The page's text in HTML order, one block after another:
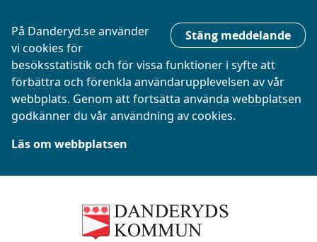
Stäng meddelande
På Danderyd.se använder
vi cookies för
besöksstatistik och för vissa funktioner i syfte att
förbättra och förenkla användarupplevelsen av vår
webbplats. Genom att fortsätta använda webbplatsen
godkänner du vår användning av cookies.
Läs om webbplatsen